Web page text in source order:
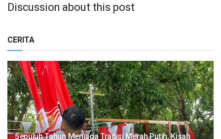
Discussion about this post
CERITA
Sepuluh Tahun Menjaga Tradisi Merah Putih, Kisah